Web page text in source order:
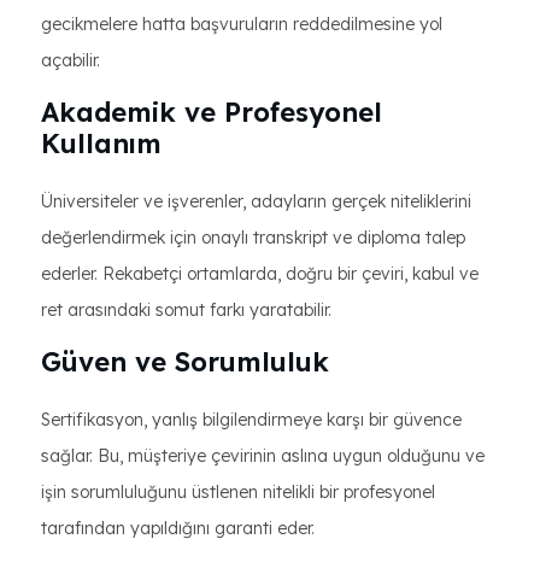
gecikmelere hatta başvuruların reddedilmesine yol
açabilir.
Akademik ve Profesyonel
Kullanım
Üniversiteler ve işverenler, adayların gerçek niteliklerini
değerlendirmek için onaylı transkript ve diploma talep
ederler. Rekabetçi ortamlarda, doğru bir çeviri, kabul ve
ret arasındaki somut farkı yaratabilir.
Güven ve Sorumluluk
Sertifikasyon, yanlış bilgilendirmeye karşı bir güvence
sağlar. Bu, müşteriye çevirinin aslına uygun olduğunu ve
işin sorumluluğunu üstlenen nitelikli bir profesyonel
tarafından yapıldığını garanti eder.